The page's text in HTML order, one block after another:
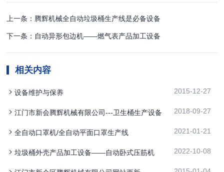
上一条：腾辉机械全自动垃圾桶生产线是必备设备
下一条：自动异形包边机——燃气表产品加工设备
相关内容
设备维护与保养 2015-12-27
江门市新会腾辉机械有限公司---卫生桶生产设备 2018-09-27
全自动口罩机/全自动平面口罩生产线 2021-01-21
垃圾桶外壳产品加工设备——自动卧式压筋机 2022-10-08